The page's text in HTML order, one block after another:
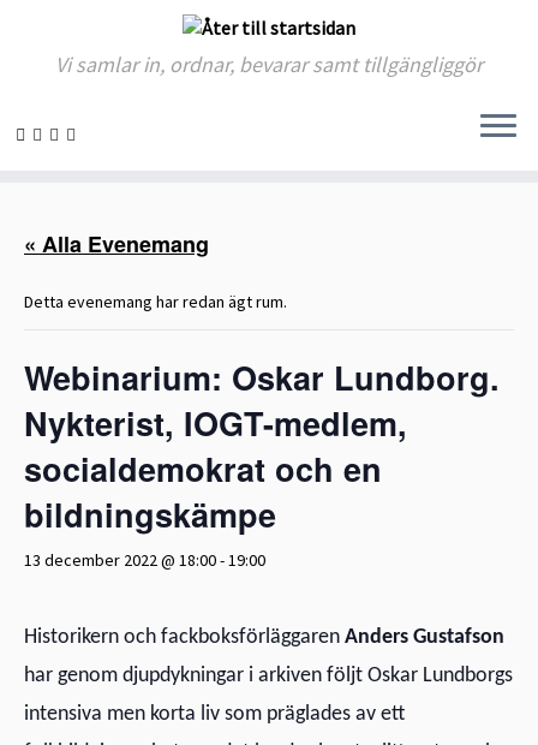
content
Vi samlar in, ordnar, bevarar samt tillgängliggör
« Alla Evenemang
Detta evenemang har redan ägt rum.
Webinarium: Oskar Lundborg.
Nykterist, IOGT-medlem,
socialdemokrat och en
bildningskämpe
13 december 2022 @ 18:00-19:00
Historikern och fackboksförläggaren Anders Gustafson
har genom djupdykningar i arkiven följt Oskar Lundborgs
intensiva men korta liv som präglades av ett